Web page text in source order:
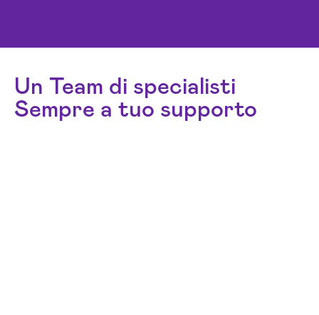
Un Team di specialisti
Sempre a tuo supporto